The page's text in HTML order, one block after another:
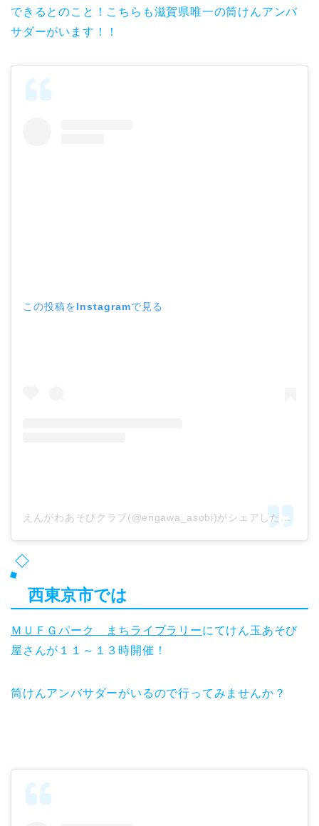
できるとのこと！こちらも滋賀県唯一の筒けんアンバ
サダーがいます！！
この投稿をInstagramで見る
えんがわあそびクラブ(@engawa_asobi)がシェアした投稿
西東京市では
ＭＵＦＧパーク まちライブラリーにてけん玉あそび
屋さんが１１～１３時開催！
筒けんアンバサダーがいるので行ってみませんか？